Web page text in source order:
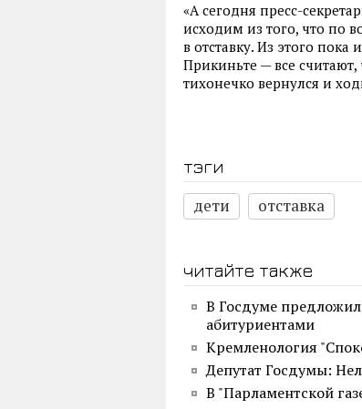
«А сегодня пресс-
исходим из того, что по
в отставку. Из этого
Прикиньте — все считают,
тихонечко вернулся и
тэги
дети
отставка
читайте также
В Госдуме
абитуриентами
Кремленология
Депутат Госдумы:
В "Парламентской